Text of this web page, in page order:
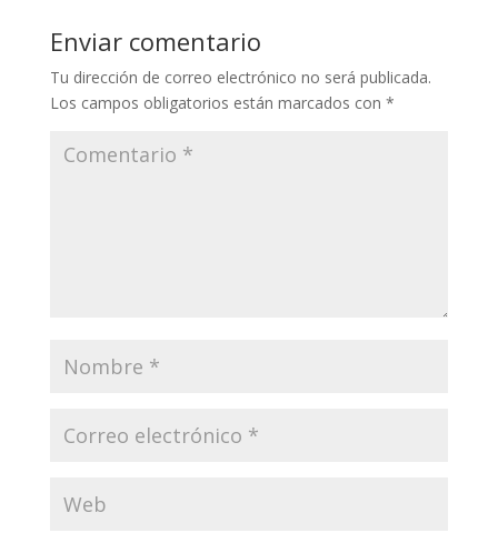
Enviar comentario
Tu dirección de correo electrónico no será publicada.
Los campos obligatorios están marcados con *